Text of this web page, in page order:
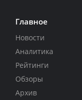
Главное
Новости
Аналитика
Рейтинги
Обзоры
Архив